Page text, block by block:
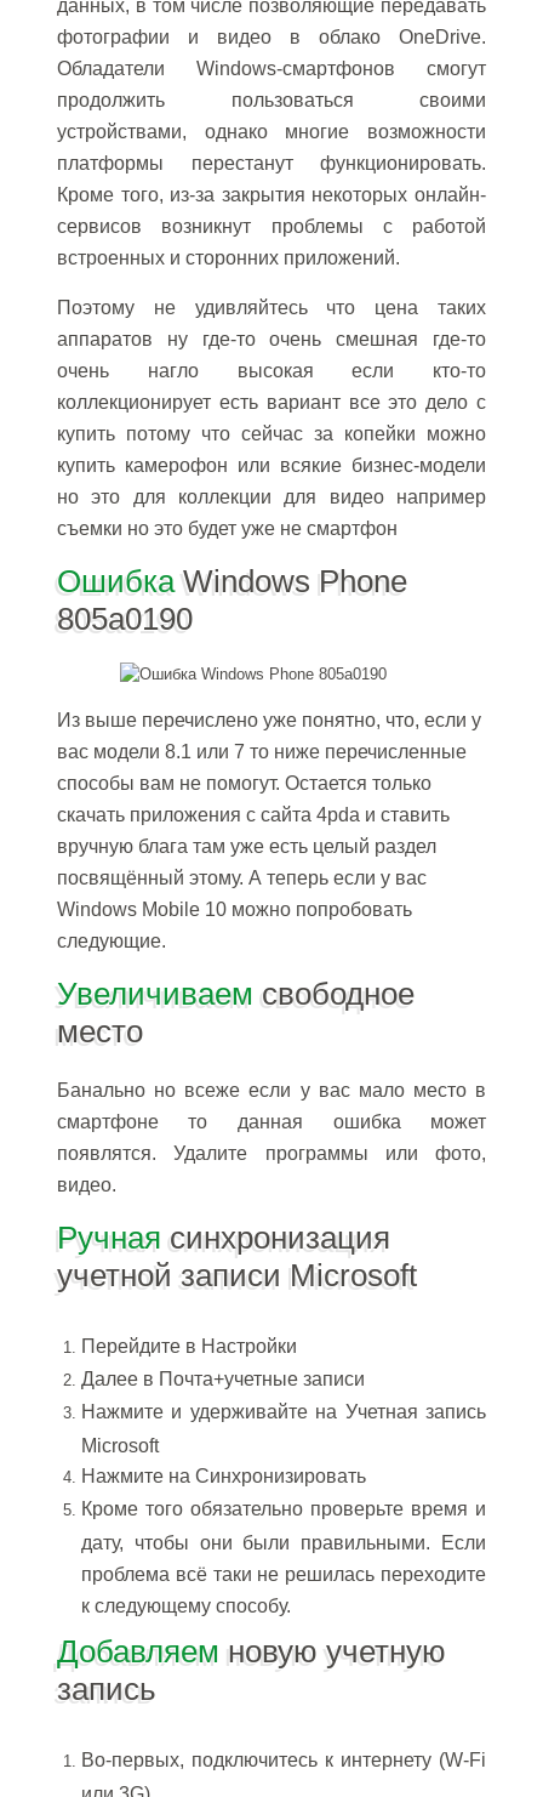
данных, в том числе позволяющие передавать
фотографии и видео в облако OneDrive.
Обладатели Windows-смартфонов смогут
продолжить пользоваться своими
устройствами, однако многие возможности
платформы перестанут функционировать.
Кроме того, из-за закрытия некоторых онлайн-
сервисов возникнут проблемы с работой
встроенных и сторонних приложений.
Поэтому не удивляйтесь что цена таких
аппаратов ну где-то очень смешная где-то
очень нагло высокая если кто-то
коллекционирует есть вариант все это дело с
купить потому что сейчас за копейки можно
купить камерофон или всякие бизнес-модели
но это для коллекции для видео например
съемки но это будет уже не смартфон
ОшибкаWindows Phone
805a0190
Из выше перечислено уже понятно, что, если у
вас модели 8.1 или 7 то ниже перечисленные
способы вам не помогут. Остается только
скачать приложения с сайта 4pda и ставить
вручную блага там уже есть целый раздел
посвящённый этому. А теперь если у вас
Windows Mobile 10 можно попробовать
следующие.
Увеличиваем свободное
место
Банально но всеже если у вас мало место в
смартфоне то данная ошибка может
появлятся. Удалите программы или фото,
видео.
Ручная синхронизация
учетной записи Microsoft
Перейдите в Настройки
Далее в Почта+учетные записи
Нажмите и удерживайте на Учетная запись
Microsoft
Нажмите на Синхронизировать
Кроме того обязательно проверьте время и
дату, чтобы они были правильными. Если
проблема всё таки не решилась переходите
к следующему способу.
Добавляем новую учетную
запись
Во-первых, подключитесь к интернету (W-Fi
или 3G).